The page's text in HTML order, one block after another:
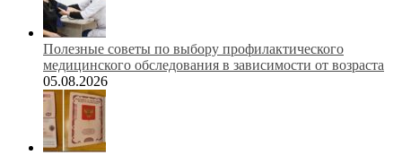
Полезные советы по выбору профилактического
медицинского обследования в зависимости от возраста
05.08.2026